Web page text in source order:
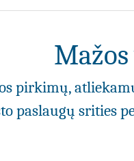
pirkimų,
paslaugų srities